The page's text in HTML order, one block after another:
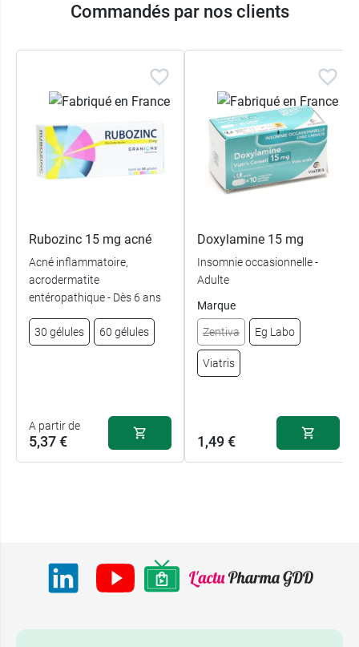
Commandés par nos clients
Rubozinc 15 mg acné
Acné inflammatoire,
acrodermatite
entéropathique - Dès 6 ans
30 gélules 60 gélules
A partir de
5,37 €
Doxylamine 15 mg
Insomnie occasionnelle -
Adulte
Marque
Zentiva Eg Labo
Viatris
1,49 €